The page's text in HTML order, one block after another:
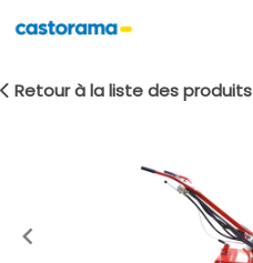
Retour à la liste des produits